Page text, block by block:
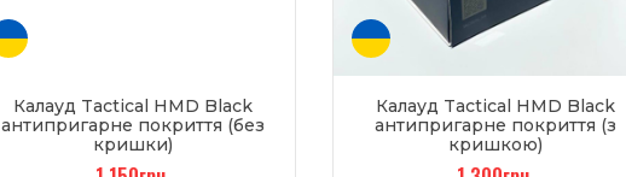
Калауд Tactical HMD Black
антипригарне покриття (без
кришки)
Калауд Tactical HMD Black
антипригарне покриття (з
кришкою)